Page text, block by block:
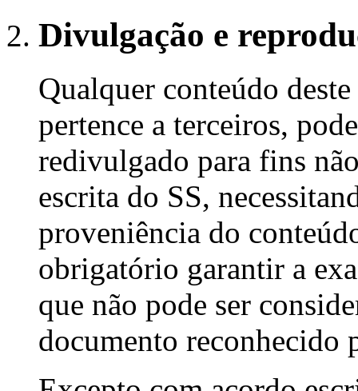
Divulgação e
Qualquer conteúdo
pertence a terceiros,
redivulgado para fins
escrita do SS,
proveniência do
obrigatório garantir a
que não pode ser
documento reconhecido